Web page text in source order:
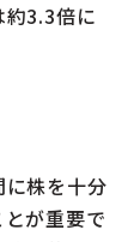
3.3倍に
株を十分
が重要で